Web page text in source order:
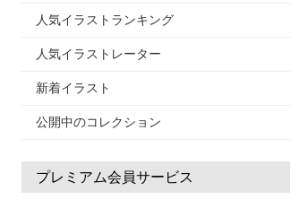
人気イラストランキング
人気イラストレーター
新着イラスト
公開中のコレクション
プレミアム会員サービス